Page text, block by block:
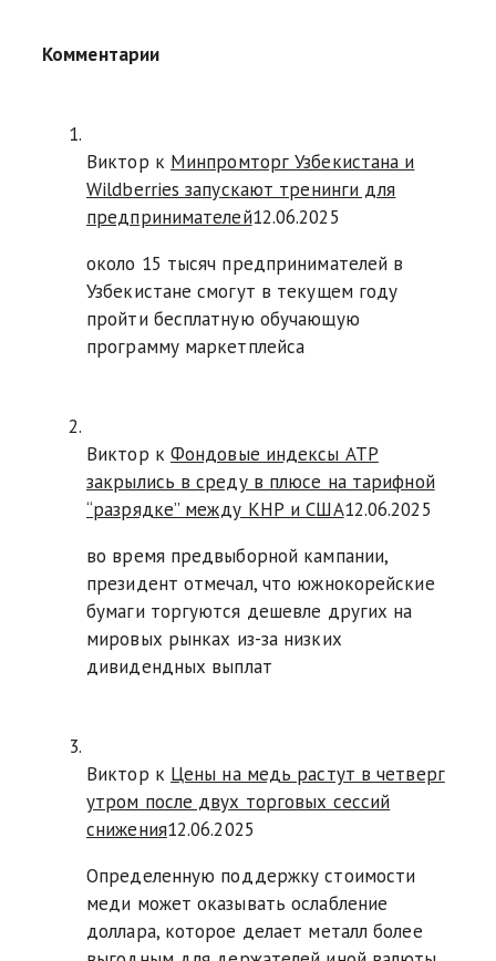
Комментарии
Виктор к Минпромторг Узбекистана и
Wildberries запускают тренинги для
предпринимателей12.06.2025
около 15 тысяч предпринимателей в
Узбекистане смогут в текущем году
пройти бесплатную обучающую
программу маркетплейса
Виктор к Фондовые индексы АТР
закрылись в среду в плюсе на тарифной
“разрядке” между КНР и США12.06.2025
во время предвыборной кампании,
президент отмечал, что южнокорейские
бумаги торгуются дешевле других на
мировых рынках из-за низких
дивидендных выплат
Виктор к Цены на медь растут в четверг
утром после двух торговых сессий
снижения12.06.2025
Определенную поддержку стоимости
меди может оказывать ослабление
доллара, которое делает металл более